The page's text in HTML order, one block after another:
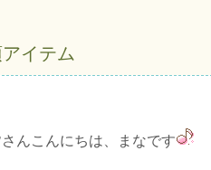
イテム
さんこんにちは、まなです